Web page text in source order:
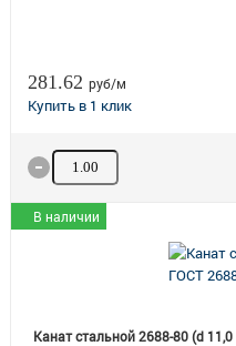
281.62 руб/м
Количество товара
В наличии
Канат стальной 2688-80 (d